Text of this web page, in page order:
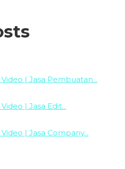
Video | Jasa Pembuatan...
| Jasa Edit...
Video | Jasa Company...